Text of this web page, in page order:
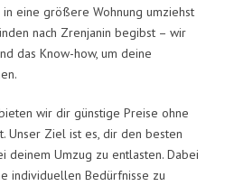
eine größere Wohnung umziehst
nach Zrenjanin begibst – wir
das Know-how, um deine
wir dir günstige Preise ohne
Unser Ziel ist es, dir den besten
deinem Umzug zu entlasten. Dabei
individuellen Bedürfnisse zu